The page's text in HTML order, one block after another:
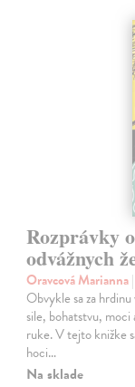
Rozprávky
odvážnych
Oravcová Marianna
Obvykle sa za
sile, bohatstvu, moci
ruke. V tejto knižke
hoci…
Na sklade